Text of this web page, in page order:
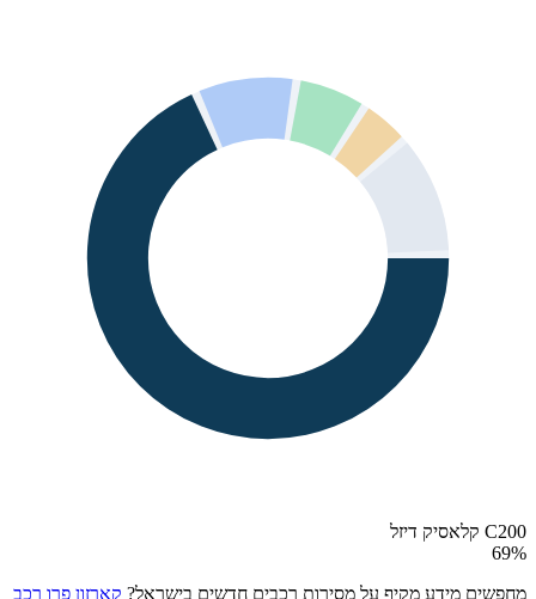
C200 קלאסיק דיזל
69%
מחפשים מידע מקיף על מסירות רכבים חדשים בישראל? קארזון פרו רכב